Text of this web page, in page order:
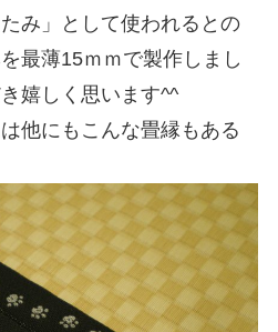
み」として使われるとの
最薄15ｍｍで製作しまし
嬉しく思います^^
他にもこんな畳縁もある